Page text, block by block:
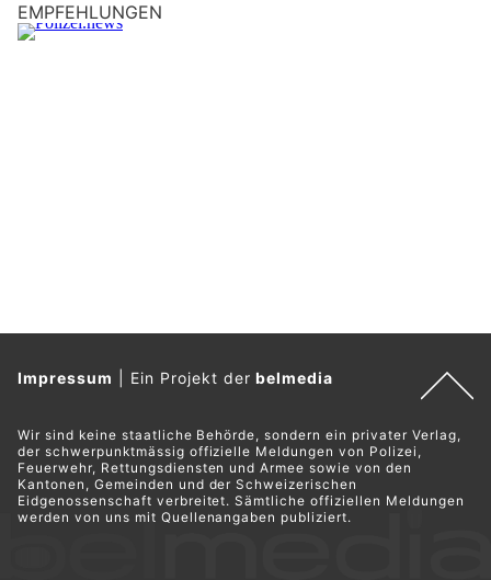
EMPFEHLUNGEN
Impressum Ein Projekt derbelmedia
Wir sind keine staatliche Behörde, sondern ein privater Verlag,
der schwerpunktmässig offizielle Meldungen von Polizei,
Feuerwehr, Rettungsdiensten und Armee sowie von den
Kantonen, Gemeinden und der Schweizerischen
Eidgenossenschaft verbreitet. Sämtliche offiziellen Meldungen
werden von uns mit Quellenangaben publiziert.